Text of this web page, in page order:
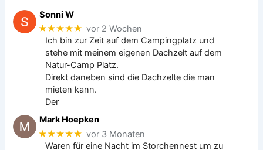
Sonni W
★★★★★ vor 2 Wochen
Ich bin zur Zeit auf dem Campingplatz und
stehe mit meinem eigenen Dachzelt auf dem
Natur-Camp Platz.
Direkt daneben sind die Dachzelte die man
mieten kann.
Der
Mark Hoepken
★★★★★ vor 3 Monaten
Waren für eine Nacht im Storchennest um zu